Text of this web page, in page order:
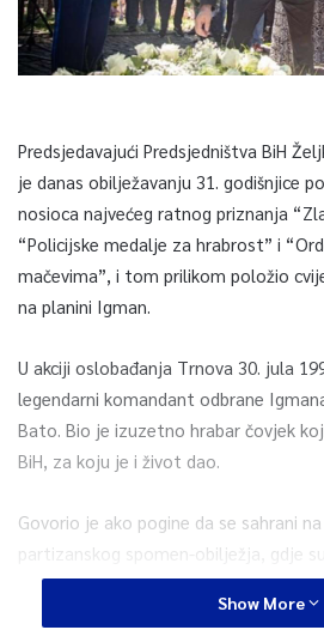
Predsjedavajući Predsjedništva BiH
je danas obilježavanju 31. godišnjice
nosioca najvećeg ratnog priznanja
“Policijske medalje za hrabrost” i
mačevima”, i tom prilikom položio
na planini Igman.
U akciji oslobađanja Trnova 30. jula
legendarni komandant odbrane
Bato. Bio je izuzetno hrabar čovjek
BiH, za koju je i život dao.
Govorio je ako pogine da se sahrani
partizanskog spomen-obilježja, gdje
Hadžića iz Drugog svjetskog rata.
njegov želja je i ispunjena.
Show More